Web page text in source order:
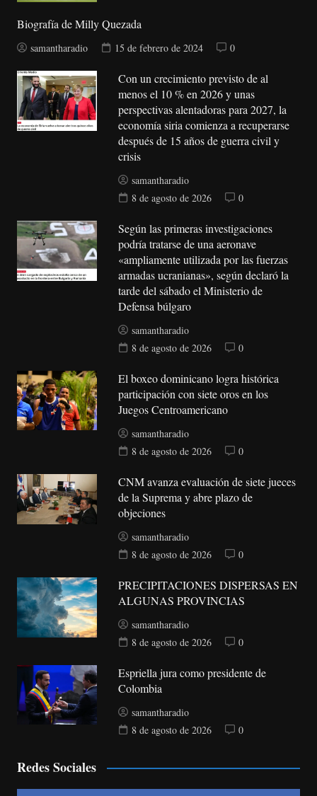
Biografía de Milly Quezada
samantharadio 15 de febrero de 2024 0
Con un crecimiento previsto de al
menos el 10 % en 2026 y unas
perspectivas alentadoras para 2027, la
economía siria comienza a recuperarse
después de 15 años de guerra civil y
crisis
samantharadio
8 de agosto de 2026
0
Según las primeras investigaciones
podría tratarse de una aeronave
«ampliamente utilizada por las fuerzas
armadas ucranianas», según declaró la
tarde del sábado el Ministerio de
Defensa búlgaro
samantharadio
8 de agosto de 2026
0
El boxeo dominicano logra histórica
participación con siete oros en los
Juegos Centroamericano
samantharadio
8 de agosto de 2026
0
CNM avanza evaluación de siete jueces
de la Suprema y abre plazo de
objeciones
samantharadio
8 de agosto de 2026
0
PRECIPITACIONES DISPERSAS EN
ALGUNAS PROVINCIAS
samantharadio
8 de agosto de 2026
0
Espriella jura como presidente de
Colombia
samantharadio
8 de agosto de 2026
0
Redes Sociales